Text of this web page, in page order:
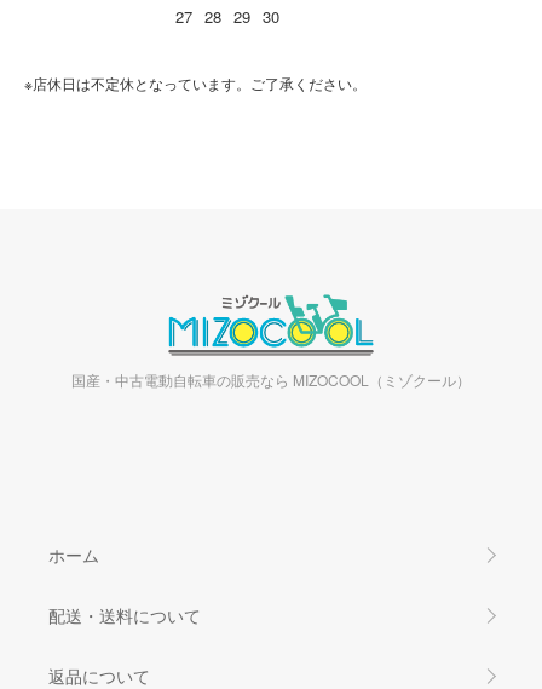
27 28 29 30
※店休日は不定休となっています。ご了承ください。
国産・中古電動自転車の販売なら MIZOCOOL（ミゾクール）
ホーム
配送・送料について
返品について